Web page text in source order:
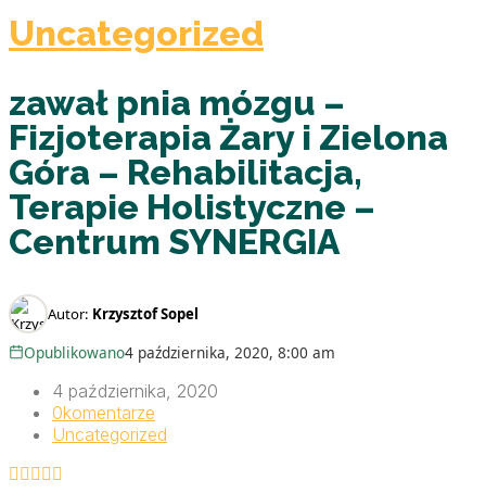
Uncategorized
zawał pnia mózgu –
Fizjoterapia Żary i Zielona
Góra – Rehabilitacja,
Terapie Holistyczne –
Centrum SYNERGIA
Autor: Krzysztof Sopel
Opublikowano4 października, 2020, 8:00 am
4 października, 2020
0komentarze
Uncategorized